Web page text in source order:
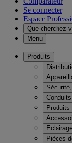
Se connecter
Espace
Que cherchez-
Menu
Produits
Produits
Eclairage
Pièces